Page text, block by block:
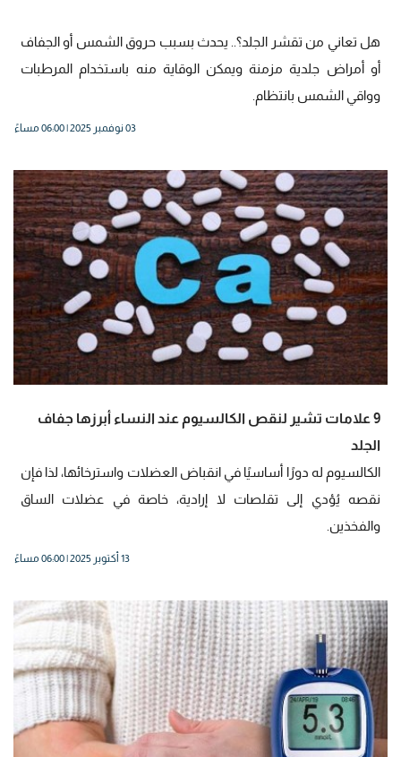
هل تعاني من تقشر الجلد؟.. يحدث بسبب حروق الشمس أو الجفاف
أو أمراض جلدية مزمنة ويمكن الوقاية منه باستخدام المرطبات
وواقي الشمس بانتظام.
03 نوفمبر 2025 | 06:00 مساءً
9 علامات تشير لنقص الكالسيوم عند النساء أبرزها جفاف
الجلد
الكالسيوم له دورًا أساسيًا في انقباض العضلات واسترخائها، لذا فإن
نقصه يُؤدي إلى تقلصات لا إرادية، خاصة في عضلات الساق
والفخذين.
13 أكتوبر 2025 | 06:00 مساءً